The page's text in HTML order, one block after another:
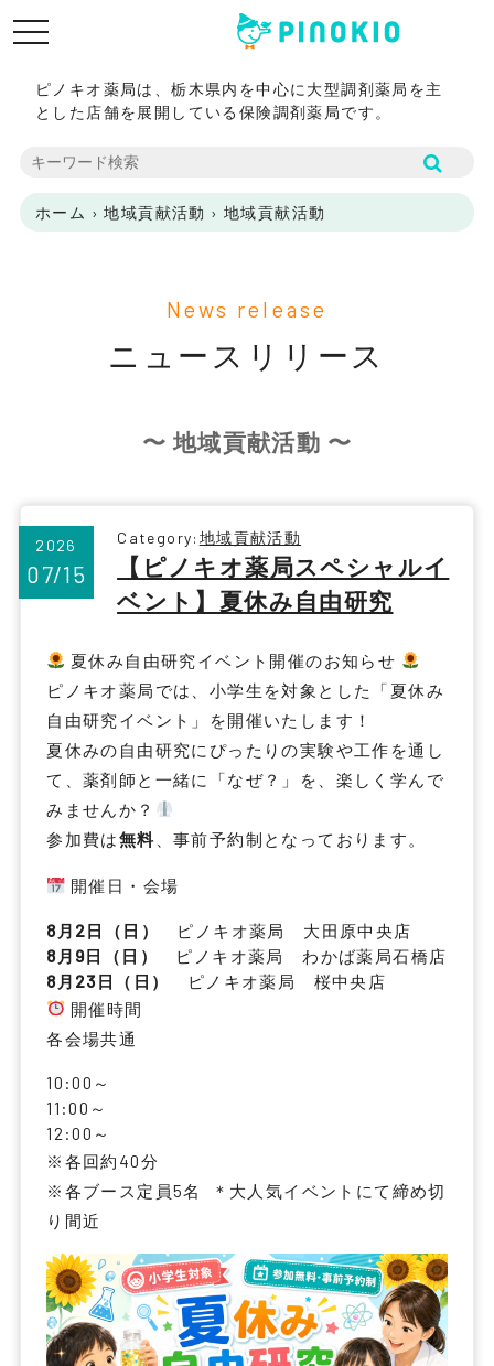
toggle
ピノキオ薬局は、栃木県内を中心に大型調剤薬局を主
とした店舗を展開している保険調剤薬局です。
ホーム › 地域貢献活動 › 地域貢献活動
News release
ニュースリリース
〜 地域貢献活動 〜
2026
07/15
Category: 地域貢献活動
【ピノキオ薬局スペシャルイ
ベント】夏休み自由研究
夏休み自由研究イベント開催のお知らせ
ピノキオ薬局では、小学生を対象とした「夏休み
自由研究イベント」を開催いたします！
夏休みの自由研究にぴったりの実験や工作を通し
て、薬剤師と一緒に「なぜ？」を、楽しく学んで
みませんか？
参加費は無料 、事前予約制となっております。
開催日・会場
8 月 2日（日）
ピノキオ薬局 大田原中央店
8 月 9日（日）
ピノキオ薬局 わかば薬局石橋店
8 月 23日（日）
ピノキオ薬局 桜中央店
開催時間
各会場共通
​10:00～
​11:00～
​12:00～
※各回約40分
※各ブース定員5名 ＊大人気イベントにて締め切
り間近